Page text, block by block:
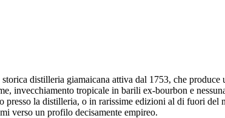
distilleria giamaicana attiva dal 1753, che produce
invecchiamento tropicale in barili ex-bourbon e
la distilleria, o in rarissime edizioni al di fuori del
verso un profilo decisamente empireo.